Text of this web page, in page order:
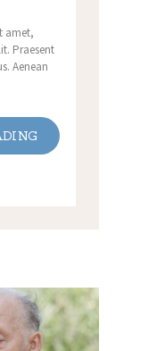
amet,
Praesent
Aenean